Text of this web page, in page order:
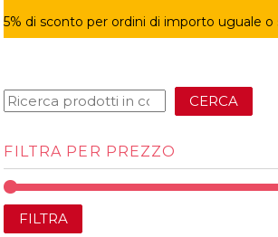
5% di sconto per ordini di importo uguale
CERCA
FILTRA PER PREZZO
FILTRA